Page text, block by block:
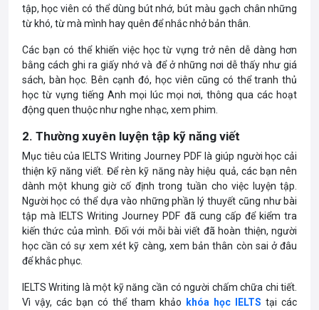
tập, học viên có thể dùng bút nhớ, bút màu gạch chân những
từ khó, từ mà mình hay quên để nhắc nhở bản thân.
Các bạn có thể khiến việc học từ vựng trở nên dễ dàng hơn
bằng cách ghi ra giấy nhớ và để ở những nơi dễ thấy như giá
sách, bàn học. Bên cạnh đó, học viên cũng có thể tranh thủ
học từ vựng tiếng Anh mọi lúc mọi nơi, thông qua các hoạt
động quen thuộc như nghe nhạc, xem phim.
2. Thường xuyên luyện tập kỹ năng viết
Mục tiêu của IELTS Writing Journey PDF là giúp người học cải
thiện kỹ năng viết. Để rèn kỹ năng này hiệu quả, các bạn nên
dành một khung giờ cố định trong tuần cho việc luyện tập.
Người học có thể dựa vào những phần lý thuyết cũng như bài
tập mà IELTS Writing Journey PDF đã cung cấp để kiểm tra
kiến thức của mình. Đối với mỗi bài viết đã hoàn thiện, người
học cần có sự xem xét kỹ càng, xem bản thân còn sai ở đâu
để khắc phục.
IELTS Writing là một kỹ năng cần có người chấm chữa chi tiết.
Vì vậy, các bạn có thể tham khảo
khóa học IELTS tại các